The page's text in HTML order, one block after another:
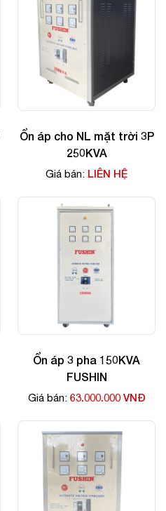
Ổn áp cho NL mặt trời 3P
250KVA
Giá bán: LIÊN HỆ
Ổn áp 3 pha 150KVA
FUSHIN
Giá bán: 63.000.000 VNĐ